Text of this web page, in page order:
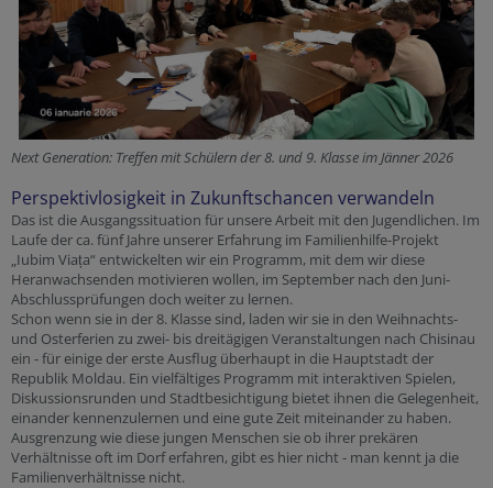
Next Generation: Treffen mit Schülern der 8. und 9. Klasse im Jänner 2026
Perspektivlosigkeit in Zukunftschancen verwandeln
Das ist die Ausgangssituation für unsere Arbeit mit den Jugendlichen. Im
Laufe der ca. fünf Jahre unserer Erfahrung im Familienhilfe-Projekt
„Iubim Viața“ entwickelten wir ein Programm, mit dem wir diese
Heranwachsenden motivieren wollen, im September nach den Juni-
Abschlussprüfungen doch weiter zu lernen.
Schon wenn sie in der 8. Klasse sind, laden wir sie in den Weihnachts-
und Osterferien zu zwei- bis dreitägigen Veranstaltungen nach Chisinau
ein - für einige der erste Ausflug überhaupt in die Hauptstadt der
Republik Moldau. Ein vielfältiges Programm mit interaktiven Spielen,
Diskussionsrunden und Stadtbesichtigung bietet ihnen die Gelegenheit,
einander kennenzulernen und eine gute Zeit miteinander zu haben.
Ausgrenzung wie diese jungen Menschen sie ob ihrer prekären
Verhältnisse oft im Dorf erfahren, gibt es hier nicht - man kennt ja die
Familienverhältnisse nicht.